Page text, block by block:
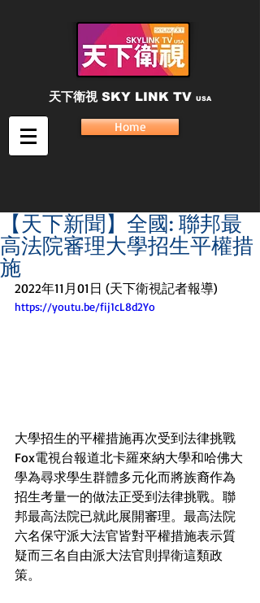
天下衛視 SKY LINK TV USA
Home
【天下新聞】全國: 聯邦最
高法院審理大學招生平權措
施
2022年11月01日 (天下衛視記者報導)
https://youtu.be/fij1cL8d2Yo
大學招生的平權措施再次受到法律挑戰
Fox電視台報道北卡羅來納大學和哈佛大
學為尋求學生群體多元化而將族裔作為
招生考量一的做法正受到法律挑戰。聯
邦最高法院已就此展開審理。最高法院
六名保守派大法官皆對平權措施表示質
疑而三名自由派大法官則捍衛這類政
策。